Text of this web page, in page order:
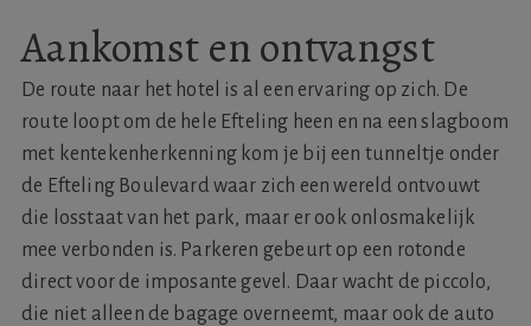
Aankomst en ontvangst
De route naar het hotel is al een ervaring op zich. De
route loopt om de hele Efteling heen en na een slagboom
met kentekenherkenning kom je bij een tunneltje onder
de Efteling Boulevard waar zich een wereld ontvouwt
die losstaat van het park, maar er ook onlosmakelijk
mee verbonden is. Parkeren gebeurt op een rotonde
direct voor de imposante gevel. Daar wacht de piccolo,
die niet alleen de bagage overneemt, maar ook de auto